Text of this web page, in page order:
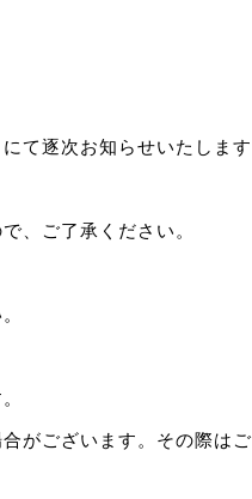
て逐次お知らせいたします
、ご了承ください。
がございます。その際はご